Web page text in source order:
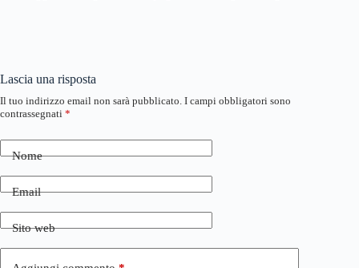
Lascia una risposta
Il tuo indirizzo email non sarà pubblicato. I campi obbligatori sono
contrassegnati *
Nome
Email
Sito web